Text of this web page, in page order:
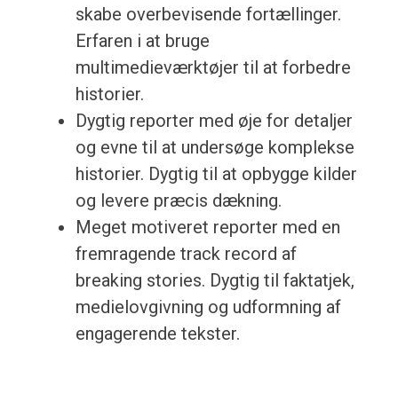
skabe overbevisende fortællinger.
Erfaren i at bruge
multimedieværktøjer til at forbedre
historier.
Dygtig reporter med øje for detaljer
og evne til at undersøge komplekse
historier. Dygtig til at opbygge kilder
og levere præcis dækning.
Meget motiveret reporter med en
fremragende track record af
breaking stories. Dygtig til faktatjek,
medielovgivning og udformning af
engagerende tekster.